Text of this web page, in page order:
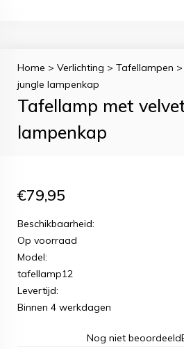
Home > Verlichting > Tafellampen >
jungle lampenkap
Tafellamp met
lampenkap
€79,95
Beschikbaarheid:
Op voorraad
Model:
tafellamp12
Levertijd:
Binnen 4 werkdagen
Nog niet beoordeeld